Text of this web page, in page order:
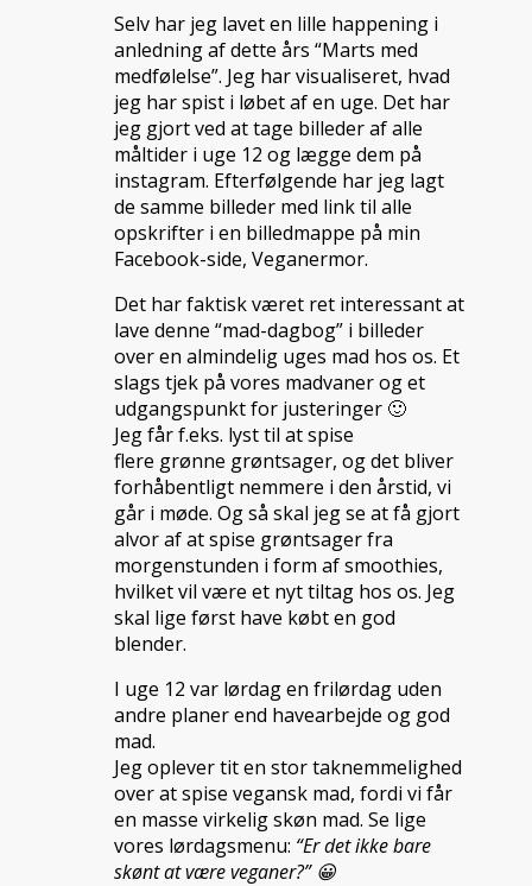
Selv har jeg lavet en lille happening i
anledning af dette års “Marts med
medfølelse”. Jeg har visualiseret, hvad
jeg har spist i løbet af en uge. Det har
jeg gjort ved at tage billeder af alle
måltider i uge 12 og lægge dem på
instagram. Efterfølgende har jeg lagt
de samme billeder med link til alle
opskrifter i en billedmappe på min
Facebook-side, Veganermor.
Det har faktisk været ret interessant at
lave denne “mad-dagbog” i billeder
over en almindelig uges mad hos os. Et
slags tjek på vores madvaner og et
udgangspunkt for justeringer 🙂
Jeg får f.eks. lyst til at spise
flere grønne grøntsager, og det bliver
forhåbentligt nemmere i den årstid, vi
går i møde. Og så skal jeg se at få gjort
alvor af at spise grøntsager fra
morgenstunden i form af smoothies,
hvilket vil være et nyt tiltag hos os. Jeg
skal lige først have købt en god
blender.
I uge 12 var lørdag en frilørdag uden
andre planer end havearbejde og god
mad.
Jeg oplever tit en stor taknemmelighed
over at spise vegansk mad, fordi vi får
en masse virkelig skøn mad. Se lige
vores lørdagsmenu: “Er det ikke bare
skønt at være veganer?” 😀